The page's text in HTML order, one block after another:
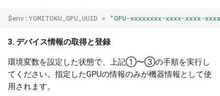
$env:YOMITOKU_GPU_UUID = "GPU-xxxxxxxx-xxxx-xxxx-
3. デバイス情報の取得と登録
環境変数を設定した状態で、上記①〜③の手順を実行し
てください。指定したGPUの情報のみが機器情報として使
用されます。